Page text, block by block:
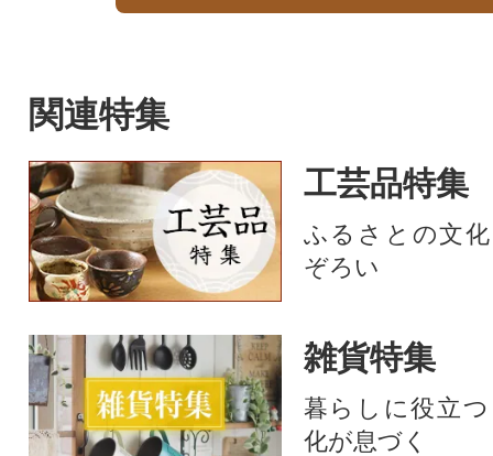
関連特集
工芸品特集
ふるさとの文
ぞろい
雑貨特集
暮らしに役立
化が息づく